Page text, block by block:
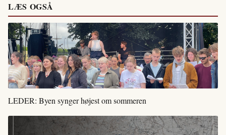
LÆS OGSÅ
LEDER: Byen synger højest om sommeren